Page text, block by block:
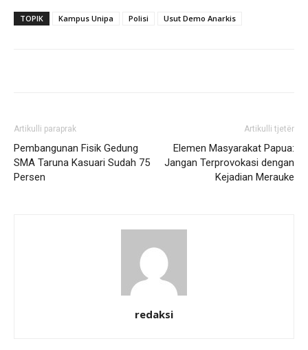
TOPIK Kampus Unipa Polisi Usut Demo Anarkis
Artikulli paraprak
Pembangunan Fisik Gedung
SMA Taruna Kasuari Sudah 75
Persen
Artikulli tjetër
Elemen Masyarakat Papua:
Jangan Terprovokasi dengan
Kejadian Merauke
redaksi